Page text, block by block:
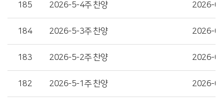
185 2026-5-4주 찬양 2026-
184 2026-5-3주 찬양 2026-
183 2026-5-2주 찬양 2026-
182 2026-5-1주 찬양 2026-